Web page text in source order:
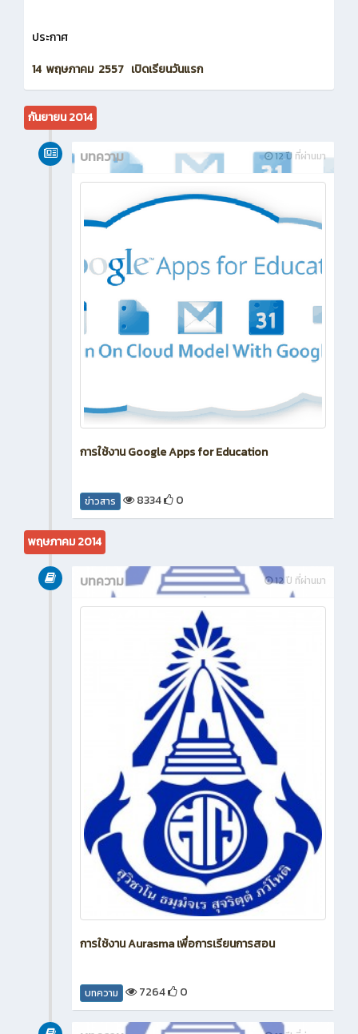
ประกาศ
14 พฤษภาคม 2557 เปิดเรียนวันแรก
กันยายน 2014
12 ปี ที่ผ่านมา
บทความ
การใช้งาน Google Apps for Education
ข่าวสาร 8334 0
พฤษภาคม 2014
12 ปี ที่ผ่านมา
บทความ
การใช้งาน Aurasma เพื่อการเรียนการสอน
บทความ 7264 0